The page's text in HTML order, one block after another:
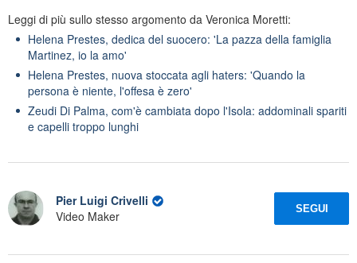
Leggi di più sullo stesso argomento da Veronica Moretti:
Helena Prestes, dedica del suocero: 'La pazza della famiglia
Martinez, io la amo'
Helena Prestes, nuova stoccata agli haters: 'Quando la
persona è niente, l'offesa è zero'
Zeudi Di Palma, com'è cambiata dopo l'Isola: addominali spariti
e capelli troppo lunghi
Pier Luigi Crivelli
Video Maker
SEGUI